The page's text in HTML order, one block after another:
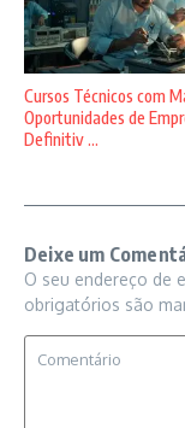
Cursos Técnicos com
Oportunidades de
Definitiv ...
Deixe um
O seu endereço de
obrigatórios são